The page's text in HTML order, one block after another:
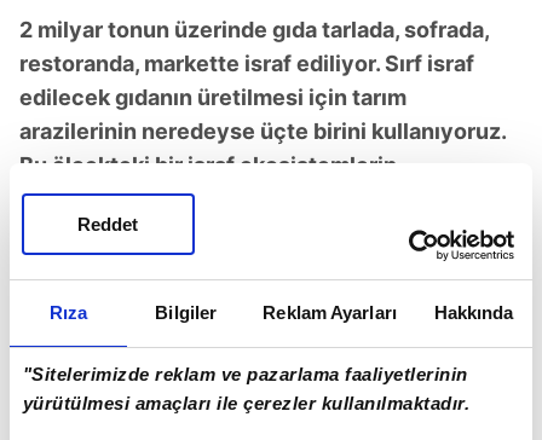
Rıza Bilgiler Reklam Ayarları Hakkında
"Sitelerimizde reklam ve pazarlama faaliyetlerinin
yürütülmesi amaçları ile çerezler kullanılmaktadır.
Reddet
2 milyar tonun üzerinde gıda tarlada, sofrada,
restoranda, markette israf ediliyor. Sırf israf
edilecek gıdanın üretilmesi için tarım
arazilerinin neredeyse üçte birini kullanıyoruz.
Bu ölçekteki bir israf ekosistemlerin
bozulmasını da beraberinde getiriyor. Üstüne
üstlük, iklim değişikliğinde çok yüksek bir payı
olan metan emisyonlarının yaklaşık yüzde 14'ü
gıda israfından kaynaklanıyor.
İşin insani faturasına baktığımızda ise bir o
kadar ağır ve hazin bir tablo görüyoruz. Bizler